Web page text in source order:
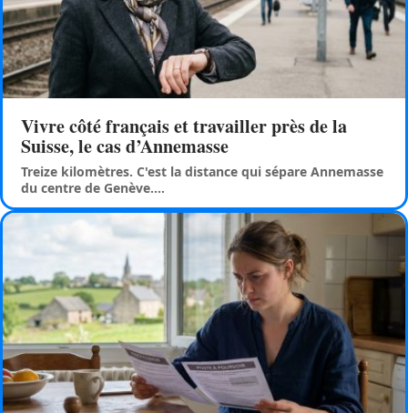
Vivre côté français et travailler près de la
Suisse, le cas d’Annemasse
Treize kilomètres. C'est la distance qui sépare Annemasse
du centre de Genève.…